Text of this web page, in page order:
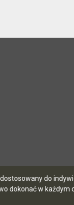
do
dokonać w każdym